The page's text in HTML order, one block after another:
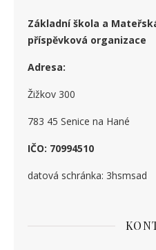
Základní škola a
příspěvková organizace
Adresa:
Žižkov 300
783 45 Senice na Hané
IČO: 70994510
datová schránka: 3hsmsad